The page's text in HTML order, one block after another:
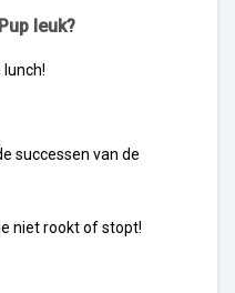
leuk?
lunch!
successen van de
niet rookt of stopt!